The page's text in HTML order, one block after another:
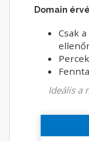
Domain
Csak
Ideális a